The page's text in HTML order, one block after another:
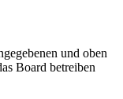
und oben
Board betreiben